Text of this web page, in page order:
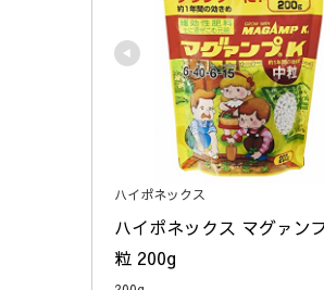
ハイポネックス
ハイポネックス マグァン
粒 200g